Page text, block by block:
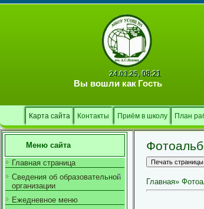
24.03.25, 08:21
Вы вошли как Гость
Карта сайта Контакты Приём в школу План
Меню сайта
Главная страница
Сведения об образовательной
организации
Ежедневное меню
Главная»